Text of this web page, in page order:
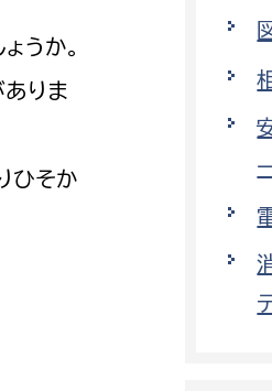
小田原の
イベント・
まちづく
うか。
りま
ひそか